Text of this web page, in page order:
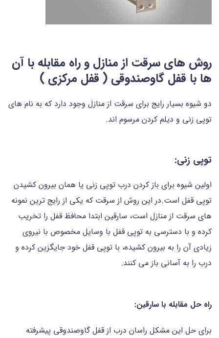
روش های سرقت از منازل و راه مقابله با آن
ها با قفل گاوصندوقی ( قفل مرکزی )
دو شیوه بسیار رایج برای سرقت از منازل وجود دارد که به نام های
توپی زنی و دیلم کردن مرسوم اند.
توپی زنی:
اولین شیوه برای باز کردن درب توپی زنی یا همان بیرون کشیدن
توپی قفل است.در این روش از سرقت که یکی از رایج ترین نمونه
های سرقت از منازل است، سارقین ابتدا محافظ قفل را تخریب
کرده و با دسترسی به توپی قفل با وسایل مخصوص با نیروی
زیادی آن را به بیرون کشیده، با توپی قفل خود جایگزین کرده و
درب را به آسانی باز می کنند.
راه حل مقابله با سارقین:
برای حل این مشکل راسان درب از قفل گاوصندوقی پیشرفته